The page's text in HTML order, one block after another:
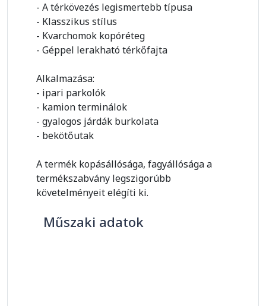
- A térkövezés legismertebb típusa
- Klasszikus stílus
- Kvarchomok kopóréteg
- Géppel lerakható térkőfajta
Alkalmazása:
- ipari parkolók
- kamion terminálok
- gyalogos járdák burkolata
- bekötőutak
A termék kopásállósága, fagyállósága a
termékszabvány legszigorúbb
követelményeit elégíti ki.
Műszaki adatok